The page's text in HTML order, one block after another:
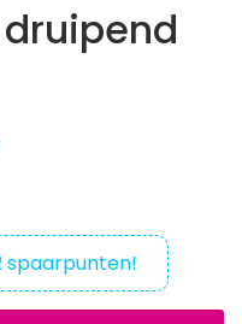
spaarpunten!